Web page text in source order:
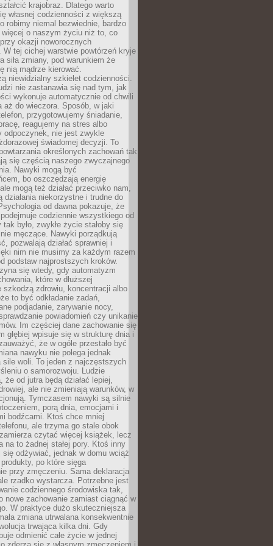
krajobraz. Dlatego warto
własnej codzienności z większą
robimy niemal bezwiednie, bardzo
o naszym życiu niż to, co
okazji noworocznych
W tej cichej warstwie powtórzeń kryje
siła zmiany, pod warunkiem że
nią mądrze kierować.
niewidzialny szkielet codzienności.
nie zastanawia się nad tym, jak
wykonuje automatycznie od chwili
aż do wieczora. Sposób, w jaki
przygotowujemy śniadanie,
reagujemy na stres albo
odpoczynek, nie jest zwykle
świadomej decyzji. To
określonych zachowań tak
się częścią naszego zwyczajnego
Nawyki mogą być
bo oszczędzają energię
mogą też działać przeciwko nam,
działania niekorzystne i trudne do
od dawna pokazuje, że
codziennie wszystkiego od
było, zwykłe życie stałoby się
męczące. Nawyki porządkują
pozwalają działać sprawniej i
nim nie musimy za każdym razem
podstaw najprostszych kroków.
się wtedy, gdy automatyzm
które w dłuższej
szkodzą zdrowiu, koncentracji albo
to być odkładanie zadań,
podjadanie, zarywanie nocy,
powiadomień czy unikanie
Im częściej dane zachowanie się
głębiej wpisuje się w strukturę dnia i
że w ogóle przestało być
nawyku nie polega jednak
sile woli. To jeden z najczęstszych
o samorozwoju. Ludzie
że od jutra będą działać lepiej,
ale nie zmieniają warunków, w
Tymczasem nawyki są silnie
porą dnia, emocjami i
bodźcami. Ktoś chce mniej
ale trzyma go stale obok
czytać więcej książek, lecz
na to żadnej stałej pory. Ktoś inny
się odżywiać, jednak w domu wciąż
po które sięga
przy zmęczeniu. Sama deklaracja
rzadko wystarcza. Potrzebne jest
codziennego środowiska tak,
nowe zachowanie zamiast ciągnąć w
W praktyce dużo skuteczniejsza
zmiana utrwalana konsekwentnie
trwająca kilka dni. Gdy
odmienić całe życie w jednej